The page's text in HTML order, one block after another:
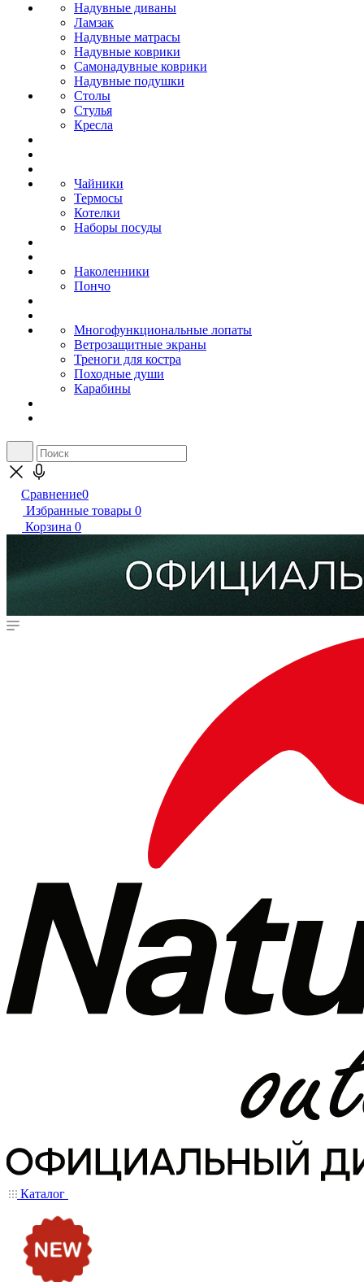
Надувные диваны
Ламзак
Надувные матрасы
Надувные коврики
Самонадувные коврики
Надувные подушки
Столы
Стулья
Кресла
Чайники
Термосы
Котелки
Наборы посуды
Наколенники
Пончо
Многофункциональные лопаты
Ветрозащитные экраны
Треноги для костра
Походные души
Карабины
Сравнение0
Избранные товары 0
Корзина 0
Каталог